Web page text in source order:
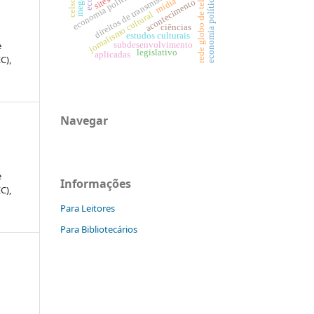
direitos de transmissão rede globo de televisão
jornalismo culturalestudos culturais
acontecimento economia política
subdesenvolvimento
legislativo
mídia
ciências
aplicadas
Navegar
Informações
Para Leitores
Para Bibliotecários